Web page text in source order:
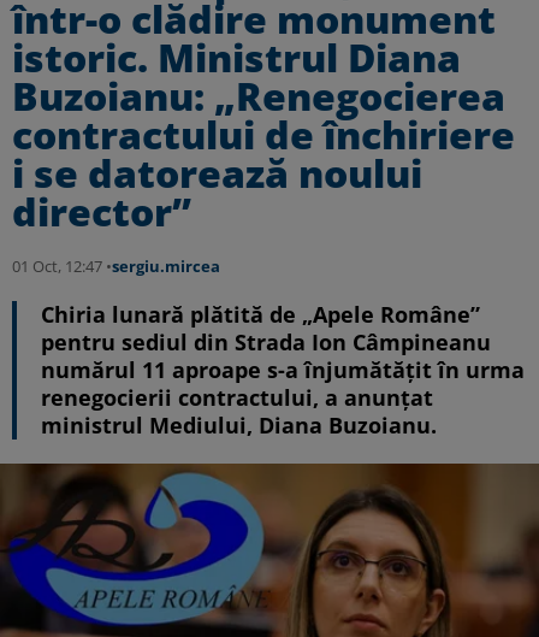
într-o clădire monument
istoric. Ministrul Diana
Buzoianu: „Renegocierea
contractului de închiriere
i se datorează noului
director”
01 Oct, 12:47 •sergiu.mircea
Chiria lunară plătită de „Apele Române”
pentru sediul din Strada Ion Câmpineanu
numărul 11 aproape s-a înjumătăţit în urma
renegocierii contractului, a anunţat
ministrul Mediului, Diana Buzoianu.